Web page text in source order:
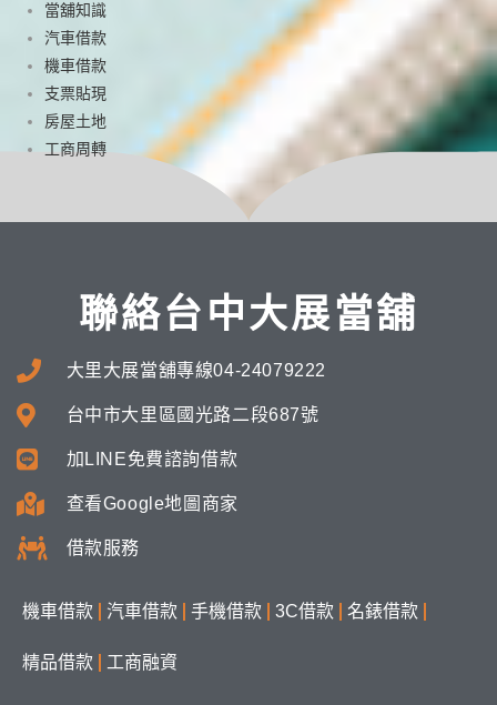
當舖知識
汽車借款
機車借款
支票貼現
房屋土地
工商周轉
聯絡台中大展當舖
大里大展當舖專線04-24079222
台中市大里區國光路二段687號
加LINE免費諮詢借款
查看Google地圖商家
借款服務
機車借款 汽車借款 手機借款 3C借款 名錶借款
精品借款 工商融資